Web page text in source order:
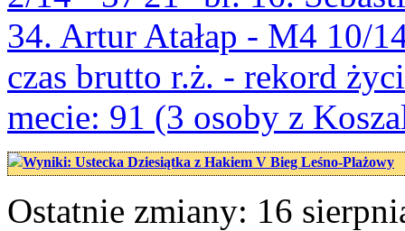
34. Artur Atałap - M4 10/
czas brutto r.ż. - rekord
mecie: 91 (3 osoby z
Wyniki: Ustecka Dziesiątka z Hakiem V Bieg Leśno-Plażowy
Ostatnie zmiany: 16